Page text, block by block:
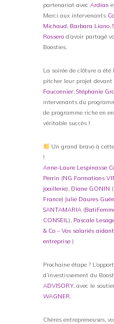
partenariat avec Ardian
Merci aux intervenants
Michaud, Barbara Liano,
Rossero d’avoir partagé
Boosties.
La soirée de clôture a été
pitcher leur projet devant
Fauconnier, Stéphanie
intervenants du
de programme riche en
véritable succès !
Un grand bravo à
!
Anne-Laure Lespinasse
Perrin (NG Formations
joaillerie), Diane GONIN (
France) Julie Daures
SANTAMARIA (
CONSEIL), Pascale
& Co – Vos salariés
entreprise )
Prochaine étape ?
d’investissement du
ADVISORY, avec le
WAGNER.
Chères entrepreneuses,